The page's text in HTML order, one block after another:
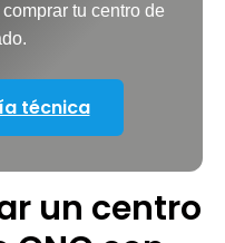
tu centro de
técnica
un centro